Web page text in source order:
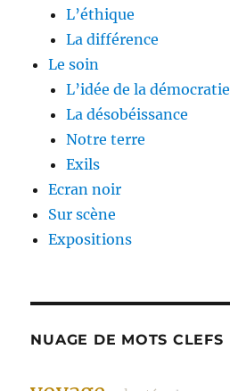
L’éthique
La différence
Le soin
L’idée de la démocratie
La désobéissance
Notre terre
Exils
Ecran noir
Sur scène
Expositions
NUAGE DE MOTS CLEFS